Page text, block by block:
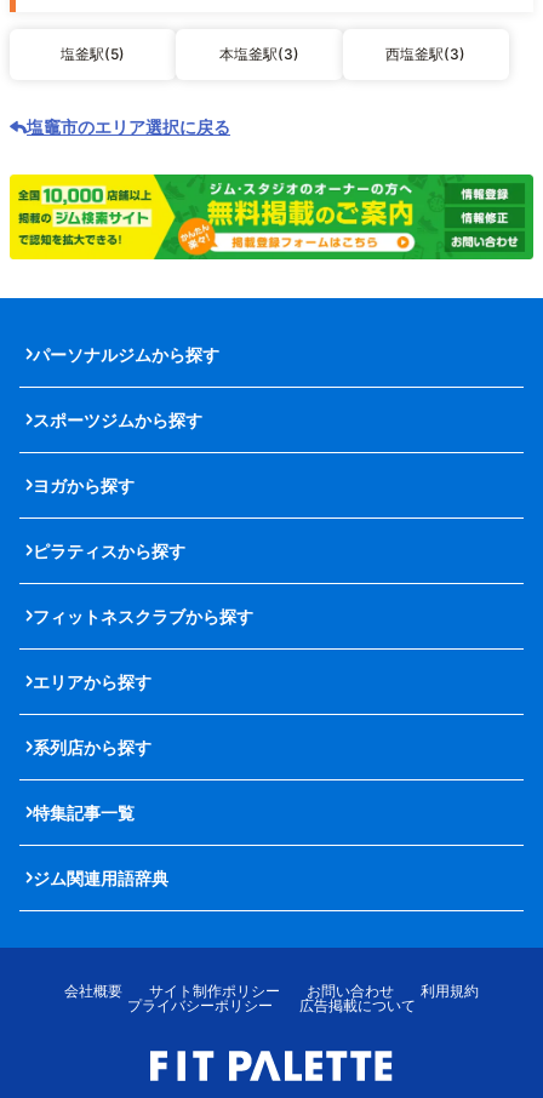
塩釜駅(5) 本塩釜駅(3) 西塩釜駅(3)
塩竈市のエリア選択に戻る
パーソナルジムから探す
スポーツジムから探す
ヨガから探す
ピラティスから探す
フィットネスクラブから探す
エリアから探す
系列店から探す
特集記事一覧
ジム関連用語辞典
会社概要 サイト制作ポリシー お問い合わせ
利用規約
プライバシーポリシー
広告掲載について